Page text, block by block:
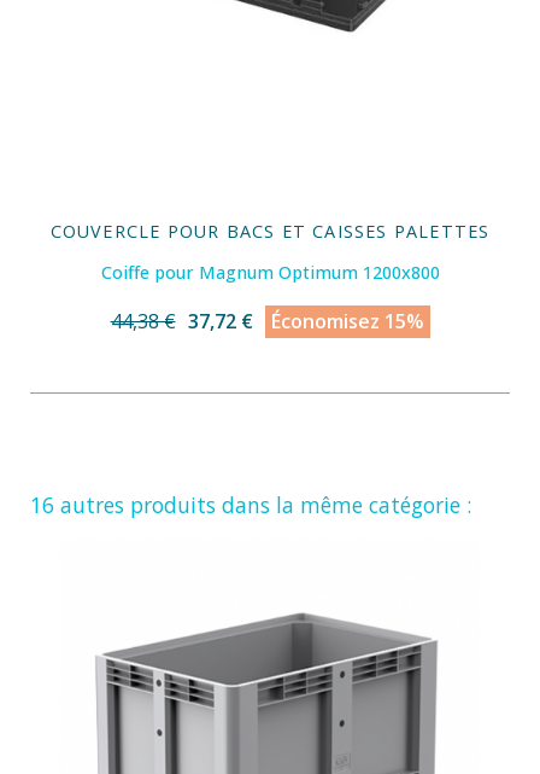
COUVERCLE POUR BACS ET CAISSES PALETTES
Coiffe pour Magnum Optimum 1200x800
44,38 € 37,72 € Économisez 15%
16 autres produits dans la même catégorie :